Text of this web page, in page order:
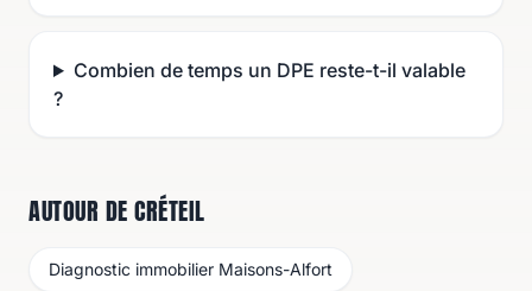
Combien de temps un DPE reste-t-il valable
?
AUTOUR DE CRÉTEIL
Diagnostic immobilier Maisons-Alfort